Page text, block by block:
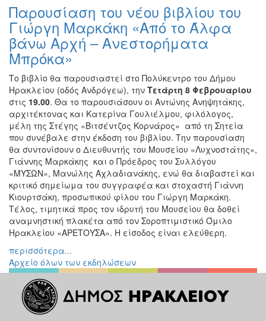
ΤΟΠΟΣ
ΜΑΣ
ΔΗΜΟΣ
ΠΟΛΙΤΙΣΜΟΣ
ΑΝΘΕΚΤΙΚΗ
ΠΟΛΗ
Παρουσίαση του νέου βιβλίου του
Γιώργη Μαρκάκη «Από το Άλφα
βάνω Αρχή – Ανεστορήματα
Μπρόκα»
Το βιβλίο θα παρουσιαστεί στο Πολύκεντρο του Δήμου
Ηρακλείου (οδός Ανδρόγεω), την Τετάρτη 8 Φεβρουαρίου
στις 19.00. Θα το παρουσιάσουν οι Αντώνης Ανηψητάκης,
αρχιτέκτονας και Κατερίνα Γουλιέλμου, φιλόλογος,
μέλη της Στέγης «Βιτσέντζος Κορνάρος» από τη Σητεία
που συνέβαλε στην έκδοση του βιβλίου. Την παρουσίαση
θα συντονίσουν ο Διευθυντής του Μουσείου «Λυχνοστάτης»,
Γιάννης Μαρκάκης και ο Πρόεδρος του Συλλόγου
«ΜΥΣΩΝ», Μανώλης Αχλαδιανάκης, ενώ θα διαβαστεί και
κριτικό σημείωμα του συγγραφέα και στοχαστή Γιάννη
Κιουρτσάκη, προσωπικού φίλου του Γιώργη Μαρκάκη.
Τέλος, τιμητικά προς τον ιδρυτή του Μουσείου θα δοθεί
αναμνηστική πλακέτα από τον Σοροπτιμιστικό Όμιλο
Ηρακλείου «ΑΡΕΤΟΥΣΑ». Η είσοδος είναι ελεύθερη.
περισσότερα...
Αρχείο όλων των εκδηλώσεων